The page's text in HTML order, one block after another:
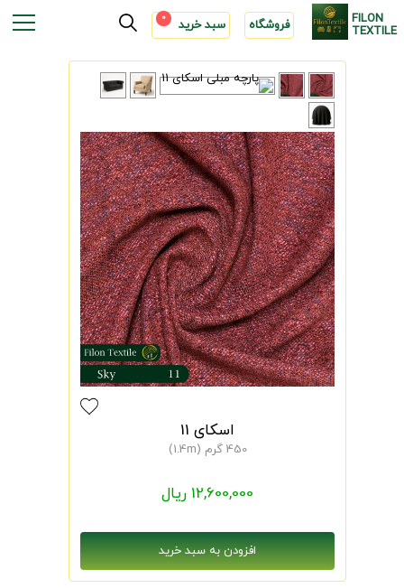
FILON
TEXTILE فروشگاه سبد خرید 0
اسکای 11
450 گرم (1.4m)
12,600,000 ریال